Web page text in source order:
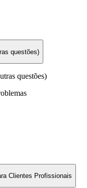
questões)
questões)
Clientes Profissionais